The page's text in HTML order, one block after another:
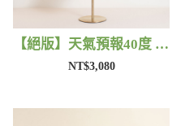
【絕版】天氣預報40度 | 藺子X好煩小姐
NT$3,080